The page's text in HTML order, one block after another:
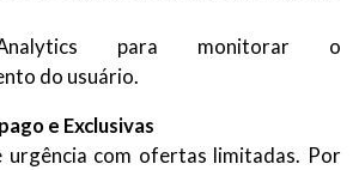
para monitorar o
do usuário.
e Exclusivas
urgência com ofertas limitadas. Por